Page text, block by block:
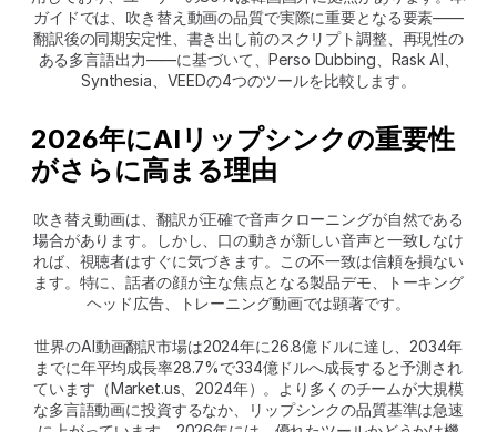
ガイドでは、吹き替え動画の品質で実際に重要となる要素――
翻訳後の同期安定性、書き出し前のスクリプト調整、再現性の
ある多言語出力――に基づいて、Perso Dubbing、Rask AI、
Synthesia、VEEDの4つのツールを比較します。
2026年にAIリップシンクの重要性
がさらに高まる理由
吹き替え動画は、翻訳が正確で音声クローニングが自然である
場合があります。しかし、口の動きが新しい音声と一致しなけ
れば、視聴者はすぐに気づきます。この不一致は信頼を損ない
ます。特に、話者の顔が主な焦点となる製品デモ、トーキング
ヘッド広告、トレーニング動画では顕著です。
世界のAI動画翻訳市場は2024年に26.8億ドルに達し、2034年
までに年平均成長率28.7%で334億ドルへ成長すると予測され
ています（Market.us、2024年）。より多くのチームが大規模
な多言語動画に投資するなか、リップシンクの品質基準は急速